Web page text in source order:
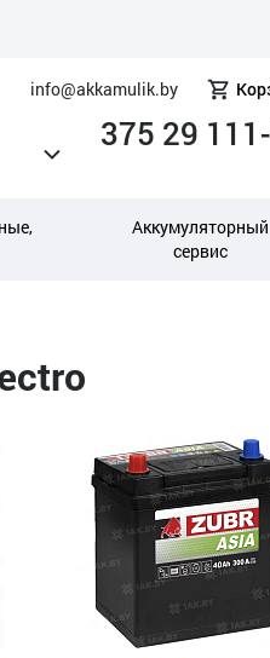
info@akkamulik.by
375 29
Аккумуляторный
сервис